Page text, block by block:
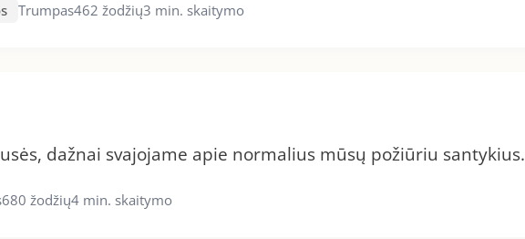
Trumpas462 žodžių3 min. skaitymo
dažnai svajojame apie normalius mūsų požiūriu santykius.
680 žodžių4 min. skaitymo